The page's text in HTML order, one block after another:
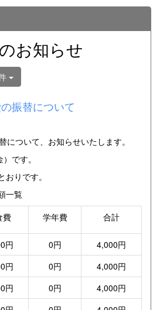
お知らせ
振替について
について、お知らせいたします。
です。
りです。
一覧
費
学年費 合計
円 0円
4,000円
円 0円
4,000円
円 0円
4,000円